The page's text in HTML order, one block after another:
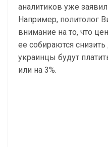
аналитиков уже
Например, политолог
внимание на то, что
ее собираются снизить
украинцы будут
или на 3%.